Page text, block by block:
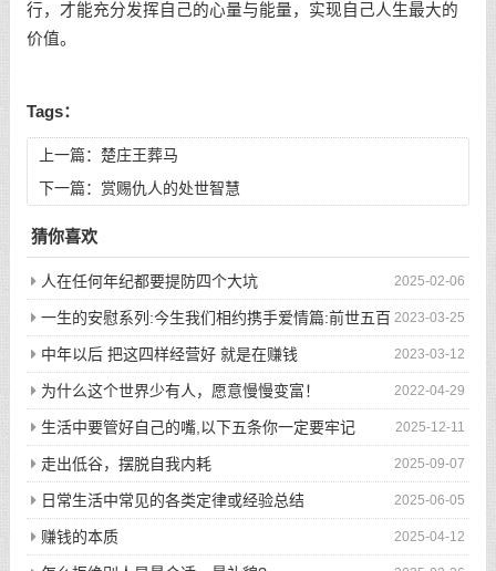
行，才能充分发挥自己的心量与能量，实现自己人生最大的
价值。
Tags：
上一篇： 楚庄王葬马
下一篇： 赏赐仇人的处世智慧
猜你喜欢
2025-02-06
人在任何年纪都要提防四个大坑
2023-03-25
一生的安慰系列:今生我们相约携手爱情篇:前世五百
次的回眸才换来今生的相遇
2023-03-12
中年以后 把这四样经营好 就是在赚钱
2022-04-29
为什么这个世界少有人，愿意慢慢变富！
2025-12-11
生活中要管好自己的嘴,以下五条你一定要牢记
2025-09-07
走出低谷，摆脱自我内耗
2025-06-05
日常生活中常见的各类定律或经验总结
2025-04-12
赚钱的本质